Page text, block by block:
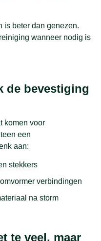
is beter dan genezen.
wanneer nodig is
de bevestiging
komen voor
een
aan:
stekkers
verbindingen
na storm
te veel, maar